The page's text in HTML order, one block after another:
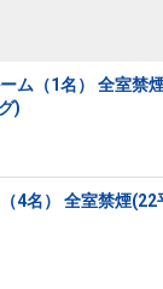
ム（1名） 全室禁
)
4名） 全室禁煙(22